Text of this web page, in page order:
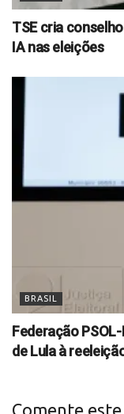
TSE cria
IA nas eleições
BRASIL
Federação
de Lula à
Comente